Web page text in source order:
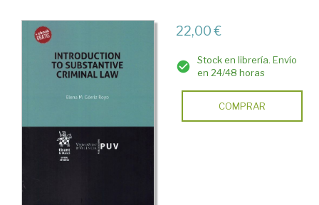
22,00 €
Stock en librería. Envío
en 24/48 horas
COMPRAR